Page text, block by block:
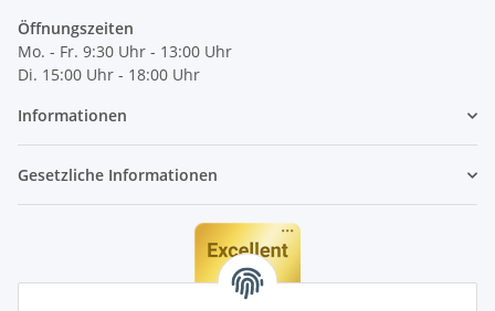
Öffnungszeiten
Mo. - Fr. 9:30 Uhr - 13:00 Uhr
Di. 15:00 Uhr - 18:00 Uhr
Informationen
Gesetzliche Informationen